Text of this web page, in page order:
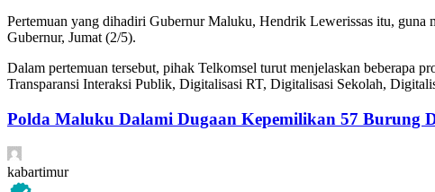
Pertemuan yang dihadiri Gubernur Maluku, Hendrik Lewerissas itu, guna
Gubernur, Jumat (2/5).
Dalam pertemuan tersebut, pihak Telkomsel turut menjelaskan beberapa
Transparansi Interaksi Publik, Digitalisasi RT, Digitalisasi Sekolah,
Polda Maluku Dalami Dugaan Kepemilikan 57 Burung
kabartimur